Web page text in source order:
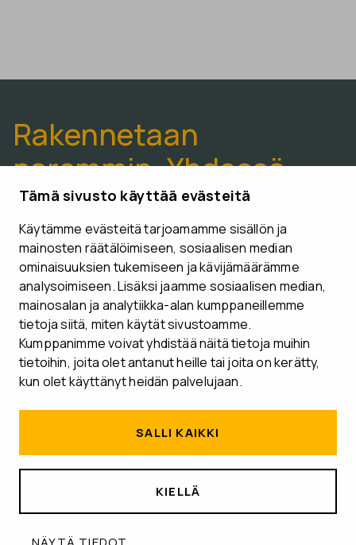
Tämä sivusto käyttää evästeitä
Käytämme evästeitä tarjoamamme sisällön ja
mainosten räätälöimiseen, sosiaalisen median
ominaisuuksien tukemiseen ja kävijämäärämme
analysoimiseen. Lisäksi jaamme sosiaalisen median,
mainosalan ja analytiikka-alan kumppaneillemme
tietoja siitä, miten käytät sivustoamme.
Kumppanimme voivat yhdistää näitä tietoja muihin
tietoihin, joita olet antanut heille tai joita on kerätty,
kun olet käyttänyt heidän palvelujaan.
SALLI KAIKKI
KIELLÄ
Rakennetaan
paremmin. Yhdessä.
VARAA ESITTELYAIKA
Seuraa meitä
TOIMIALAT